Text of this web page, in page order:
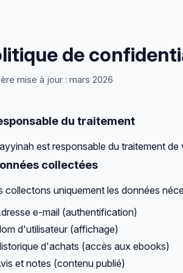
de
mise à jour : mars 2026
du traitement
est responsable du traitement
collectées
collectons uniquement les données
e-mail (authentification)
d'utilisateur (affichage)
d'achats (accès aux ebooks)
et notes (contenu publié)